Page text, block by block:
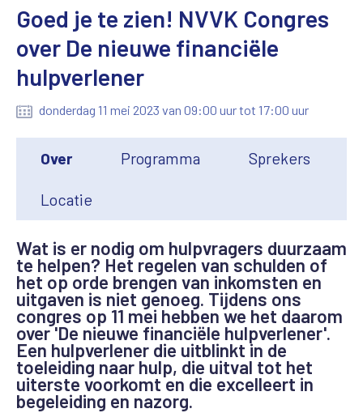
Goed je te zien! NVVK Congres
over De nieuwe financiële
hulpverlener
donderdag 11 mei 2023 van 09:00 uur tot 17:00 uur
Over Programma Sprekers
Locatie
Wat is er nodig om hulpvragers duurzaam
te helpen? Het regelen van schulden of
het op orde brengen van inkomsten en
uitgaven is niet genoeg. Tijdens ons
congres op 11 mei hebben we het daarom
over 'De nieuwe financiële hulpverlener'.
Een hulpverlener die uitblinkt in de
toeleiding naar hulp, die uitval tot het
uiterste voorkomt en die excelleert in
begeleiding en nazorg.